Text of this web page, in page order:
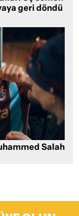
geri döndü
Salah